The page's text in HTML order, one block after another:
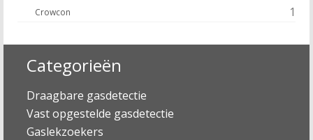
Crowcon 1
Categorieën
Draagbare gasdetectie
Vast opgestelde gasdetectie
Gaslekzoekers